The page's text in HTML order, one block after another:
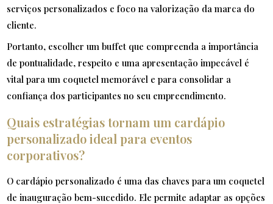
serviços personalizados e foco na valorização da marca do
cliente.
Portanto, escolher um buffet que compreenda a importância
de pontualidade, respeito e uma apresentação impecável é
vital para um coquetel memorável e para consolidar a
confiança dos participantes no seu empreendimento.
Quais estratégias tornam um cardápio
personalizado ideal para eventos
corporativos?
O cardápio personalizado é uma das chaves para um coquetel
de inauguração bem-sucedido. Ele permite adaptar as opções